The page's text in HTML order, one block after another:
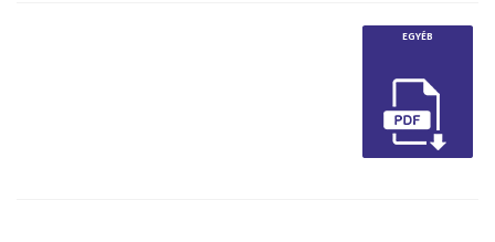
EGYÉB